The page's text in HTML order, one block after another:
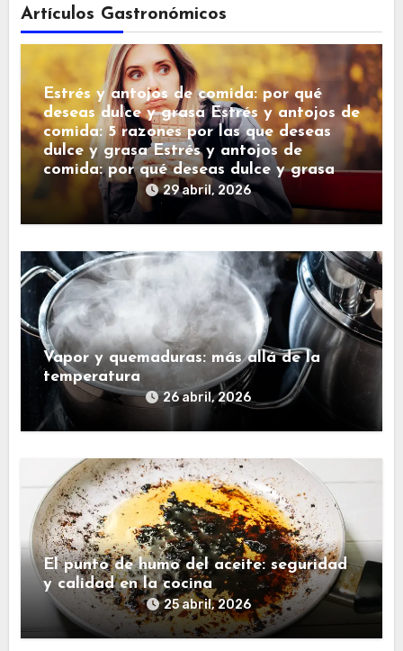
Artículos Gastronómicos
Estrés y antojos de comida: por qué
deseas dulce y grasa Estrés y antojos de
comida: 5 razones por las que deseas
dulce y grasa Estrés y antojos de
comida: por qué deseas dulce y grasa
29 abril, 2026
Vapor y quemaduras: más allá de la
temperatura
26 abril, 2026
El punto de humo del aceite: seguridad
y calidad en la cocina
25 abril, 2026